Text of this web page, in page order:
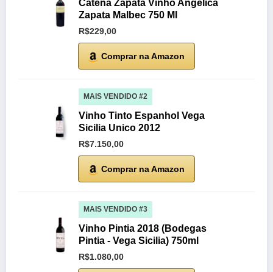
Catena Zapata Vinho Angelica
Zapata Malbec 750 Ml
R$229,00
Comprar na Amazon
MAIS VENDIDO #2
Vinho Tinto Espanhol Vega
Sicilia Unico 2012
R$7.150,00
Comprar na Amazon
MAIS VENDIDO #3
Vinho Pintia 2018 (Bodegas
Pintia - Vega Sicilia) 750ml
R$1.080,00